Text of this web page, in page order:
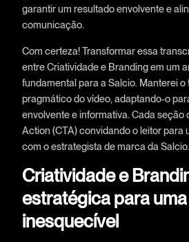
garantir um resultado envolvente e
comunicação.
Com certeza! Transformar essa
entre Criatividade e Branding em um
fundamental para a Salcio. Manterei o
pragmático do vídeo, adaptando-o
envolvente e informativa. Cada seção
Action (CTA) convidando o leitor para
com o estrategista de marca da Salcio.
Criatividade e
estratégica para
inesquecível